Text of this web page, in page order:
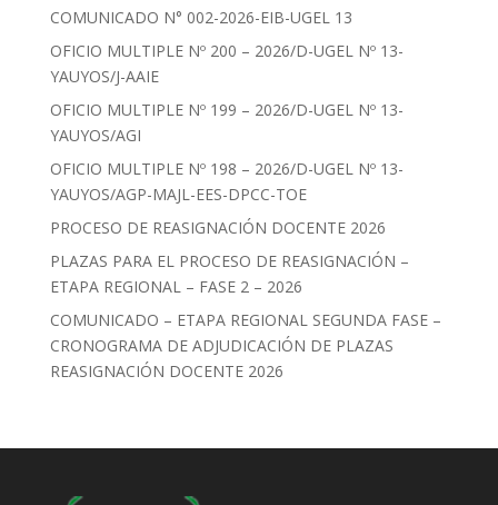
COMUNICADO N° 002-2026-EIB-UGEL 13
OFICIO MULTIPLE Nº 200 – 2026/D-UGEL Nº 13-
YAUYOS/J-AAIE
OFICIO MULTIPLE Nº 199 – 2026/D-UGEL Nº 13-
YAUYOS/AGI
OFICIO MULTIPLE Nº 198 – 2026/D-UGEL Nº 13-
YAUYOS/AGP-MAJL-EES-DPCC-TOE
PROCESO DE REASIGNACIÓN DOCENTE 2026
PLAZAS PARA EL PROCESO DE REASIGNACIÓN –
ETAPA REGIONAL – FASE 2 – 2026
COMUNICADO – ETAPA REGIONAL SEGUNDA FASE –
CRONOGRAMA DE ADJUDICACIÓN DE PLAZAS
REASIGNACIÓN DOCENTE 2026